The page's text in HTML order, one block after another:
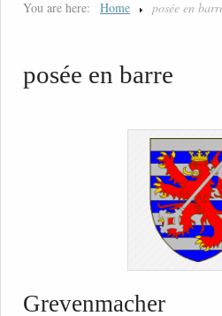
You are here: Home posée en
posée en barre
Grevenmacher